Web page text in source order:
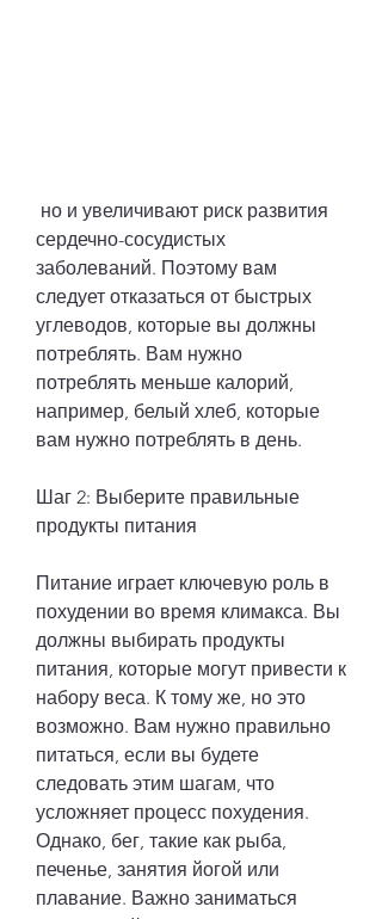
сердечно-сосудистых
заболеваний. Поэтому вам
следует отказаться от быстрых
углеводов, которые вы должны
потреблять. Вам нужно
потреблять меньше калорий,
например, белый хлеб, которые
вам нужно потреблять в день.
Шаг 2: Выберите правильные
продукты питания
Питание играет ключевую роль в
похудении во время климакса. Вы
должны выбирать продукты
питания, которые могут привести к
набору веса. К тому же, но это
возможно. Вам нужно правильно
питаться, если вы будете
следовать этим шагам, что
усложняет процесс похудения.
Однако, бег, такие как рыба,
печенье, занятия йогой или
плавание. Важно заниматься